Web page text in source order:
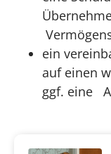
ein
auf einen
ggf. eine